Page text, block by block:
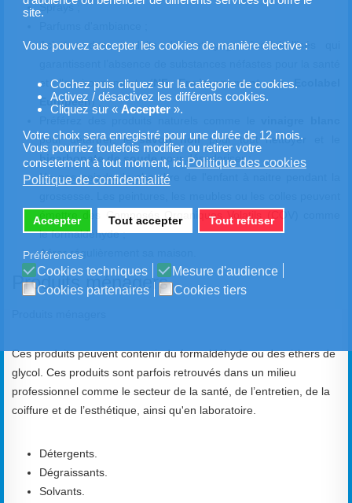
site.
Vous pouvez accepter les cookies de manière élective :
Cochez puis cliquez sur la catégorie de cookies.
Activez / désactivez les différents cookies.
Cliquez sur « Accepter».
Votre choix sera enregistré pour une durée de 12 mois.
Vous pourriez toutefois modifier ou retirer votre
consetement à tout moment, ici.Politique des cookies
Politique de confidentialité
Accepter Tout accepter Tout refuser
Préférences
Cookies techniques
Mesure d'audience
Cookies partenaires
Cookies tiers
Sprays ;
Achetez des produits de nettoyage éco-labellisés qui
et l’environnement (NF Environnementou
Européen ) ;
pour détartrer, lesavon noirpour tout nettoyer et le
bicarbonate de soudepour désodoriser ;
Ne pas peindre la chambre de l'enfant à naitre pendant la
émettre des Composés Organiques Volatils (COV) comme
le formaldéhyde ;
Aérer régulièrement sa maison.
Produits ménagers
Ces produits peuvent contenir du formaldéhyde ou des éthers de
glycol. Ces produits sont parfois retrouvés dans un milieu
professionnel comme le secteur de la santé, de l’entretien, de la
coiffure et de l’esthétique, ainsi qu'en laboratoire.
Détergents.
Dégraissants.
Solvants.